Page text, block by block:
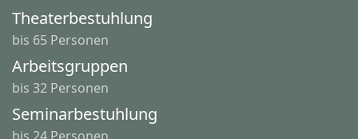
Theaterbestuhlung
bis 65 Personen
Arbeitsgruppen
bis 32 Personen
Seminarbestuhlung